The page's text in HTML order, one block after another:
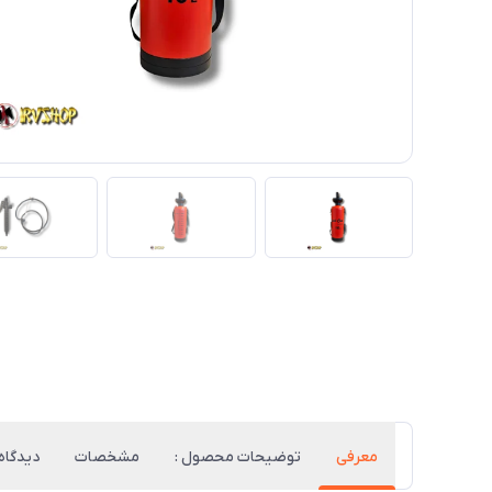
معرفی توضیحات محصول : مشخصات